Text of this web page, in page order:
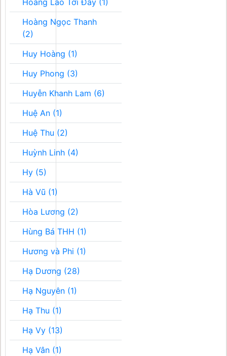
Hoàng Lão Tới Đây (1)
Hoàng Ngọc Thanh
(2)
Huy Hoàng (1)
Huy Phong (3)
Huyễn Khanh Lam (6)
Huệ An (1)
Huệ Thu (2)
Huỳnh Linh (4)
Hy (5)
Hà Vũ (1)
Hòa Lương (2)
Hùng Bá THH (1)
Hương và Phi (1)
Hạ Dương (28)
Hạ Nguyên (1)
Hạ Thu (1)
Hạ Vy (13)
Hạ Vân (1)